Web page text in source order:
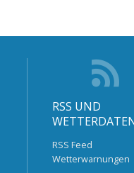
RSS UND
RSS Feed
Wetterwarnungen